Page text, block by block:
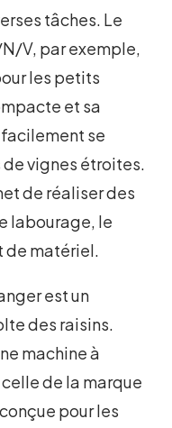
tâches. Le
V, par exemple,
les petits
et sa
se
vignes étroites.
de réaliser des
labourage, le
de matériel.
est un
des raisins.
machine à
de la marque
pour les